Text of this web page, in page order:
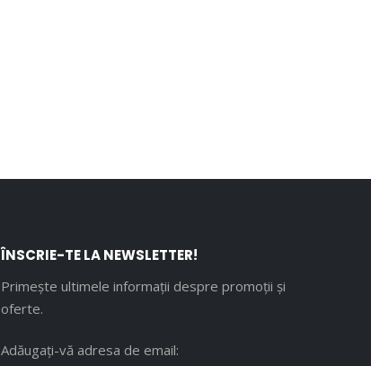
ÎNSCRIE-TE LA NEWSLETTER!
Primește ultimele informații despre promoții și
oferte.
Adăugați-vă adresa de email: